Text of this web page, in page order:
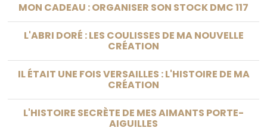
MON CADEAU : ORGANISER SON STOCK DMC 117
L'ABRI DORÉ : LES COULISSES DE MA NOUVELLE
CRÉATION
IL ÉTAIT UNE FOIS VERSAILLES : L'HISTOIRE DE MA
CRÉATION
L'HISTOIRE SECRÈTE DE MES AIMANTS PORTE-
AIGUILLES